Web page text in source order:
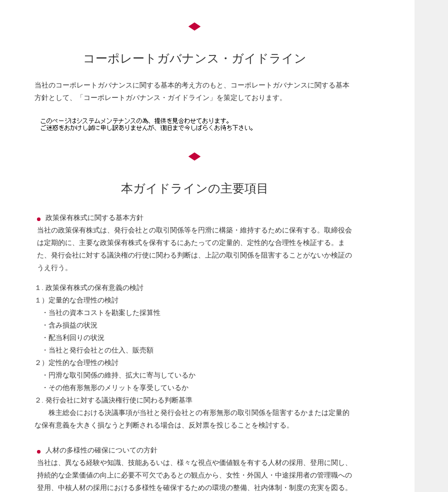
コーポレートガバナンス・ガイドライン
当社のコーポレートガバナンスに関する基本的考え方のもと、コーポレートガバナンスに関する基本
方針として、「コーポレートガバナンス・ガイドライン」を策定しております。
本ガイドラインの主要項目
政策保有株式に関する基本方針
当社の政策保有株式は、発行会社との取引関係等を円滑に構築・維持するために保有する。取締役会
は定期的に、主要な政策保有株式を保有するにあたっての定量的、定性的な合理性を検証する。ま
た、発行会社に対する議決権の行使に関わる判断は、上記の取引関係を阻害することがないか検証の
うえ行う。
１. 政策保有株式の保有意義の検討
１）定量的な合理性の検討
・当社の資本コストを勘案した採算性
・含み損益の状況
・配当利回りの状況
・当社と発行会社との仕入、販売額
２）定性的な合理性の検討
・円滑な取引関係の維持、拡大に寄与しているか
・その他有形無形のメリットを享受しているか
２. 発行会社に対する議決権行使に関わる判断基準
株主総会における決議事項が当社と発行会社との有形無形の取引関係を阻害するかまたは定量的
な保有意義を大きく損なうと判断される場合は、反対票を投じることを検討する。
人材の多様性の確保についての方針
当社は、異なる経験や知識、技能あるいは、様々な視点や価値観を有する人材の採用、登用に関し、
持続的な企業価値の向上に必要不可欠であるとの観点から、女性・外国人・中途採用者の管理職への
登用、中核人材の採用における多様性を確保するための環境の整備、社内体制・制度の充実を図る。